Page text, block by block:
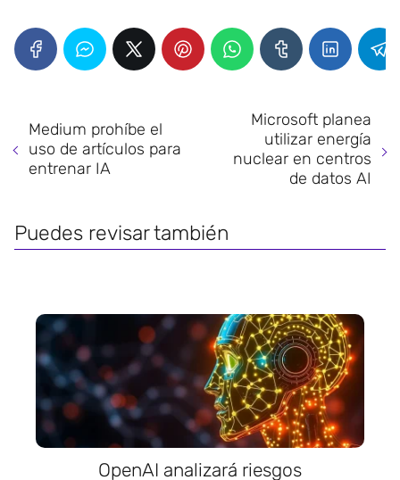
Medium prohíbe el
uso de artículos para
entrenar IA
Microsoft planea
utilizar energía
nuclear en centros
de datos AI
Puedes revisar también
OpenAI analizará riesgos